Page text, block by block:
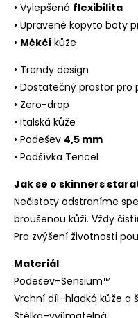
• Vylepšená flexibilita
• Upravené kopyto boty
• Měkčí kůže
• Trendy design
• Dostatečný prostor pro
• Zero-drop
• Italská kůže
• Podešev 4,5 mm
• Podšívka Tencel
Jak se o skinners
Nečistoty odstraníme
broušenou kůži. Vždy
Pro zvýšení životnosti
Materiál
Podešev–Sensium™
Vrchní díl–hladká kůže a